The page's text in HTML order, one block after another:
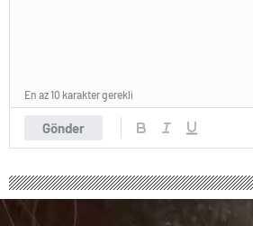
Gönder
En az 10 karakter gerekli